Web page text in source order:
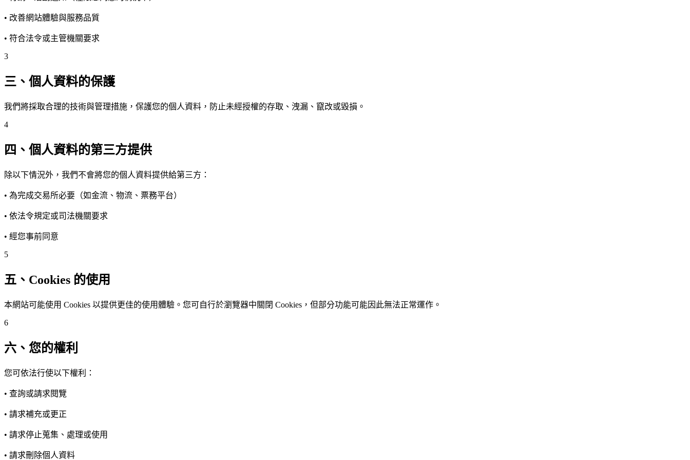
• 改善網站體驗與服務品質
• 符合法令或主管機關要求
3
三、個人資料的保護
我們將採取合理的技術與管理措施，保護您的個人資料，防止未經授權的存取、洩漏、竄改或毀損。
4
四、個人資料的第三方提供
除以下情況外，我們不會將您的個人資料提供給第三方：
• 為完成交易所必要（如金流、物流、票務平台）
• 依法令規定或司法機關要求
• 經您事前同意
5
五、Cookies 的使用
本網站可能使用 Cookies 以提供更佳的使用體驗。您可自行於瀏覽器中關閉 Cookies，但部分功能可能因此無法正常運作。
6
六、您的權利
您可依法行使以下權利：
• 查詢或請求閱覽
• 請求補充或更正
• 請求停止蒐集、處理或使用
• 請求刪除個人資料